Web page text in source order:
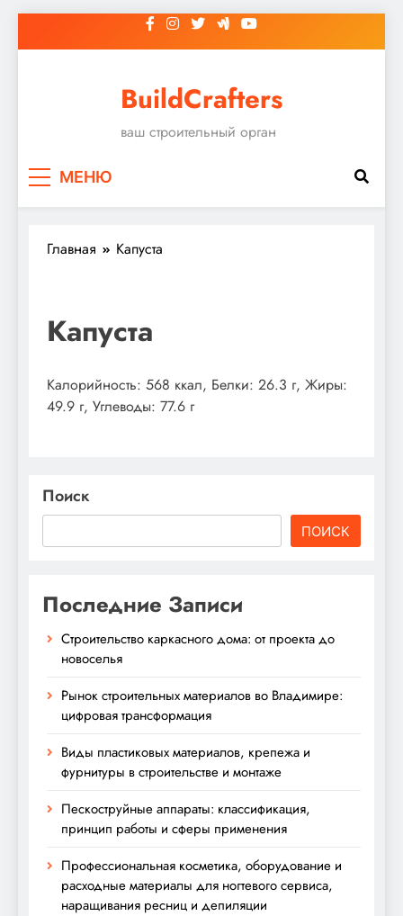
к
BuildCrafters
ваш строительный орган
МЕНЮ
Главная Капуста
Капуста
Калорийность: 568 ккал, Белки: 26.3 г, Жиры:
49.9 г, Углеводы: 77.6 г
Поиск
ПОИСК
Последние Записи
Строительство каркасного дома: от проекта до
новоселья
Рынок строительных материалов во Владимире:
цифровая трансформация
Виды пластиковых материалов, крепежа и
фурнитуры в строительстве и монтаже
Пескоструйные аппараты: классификация,
принцип работы и сферы применения
Профессиональная косметика, оборудование и
расходные материалы для ногтевого сервиса,
наращивания ресниц и депиляции